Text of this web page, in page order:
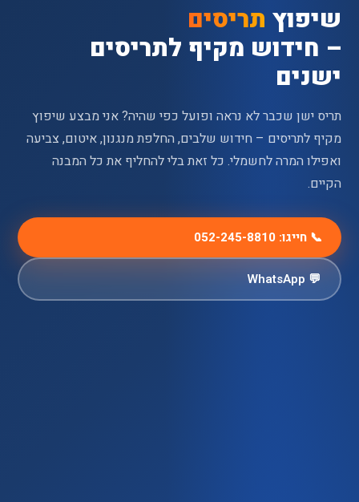
שיפוץ תריסים
– חידוש מקיף לתריסים
ישנים
תריס ישן שכבר לא נראה ופועל כפי שהיה? אני מבצע שיפוץ
מקיף לתריסים – חידוש שלבים, החלפת מנגנון, איטום, צביעה
ואפילו המרה לחשמלי. כל זאת בלי להחליף את כל המבנה
הקיים.
📞 חייגו: 052-245-8810
💬 WhatsApp